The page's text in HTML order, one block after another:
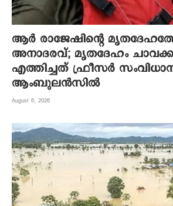
ആര്‍ രാജേഷിന്റെ
അനാദരവ്; മൃതദേഹം
എത്തിച്ചത് ഫ്രീസര്‍
ആംബുലന്‍സില്‍
August 6, 2026